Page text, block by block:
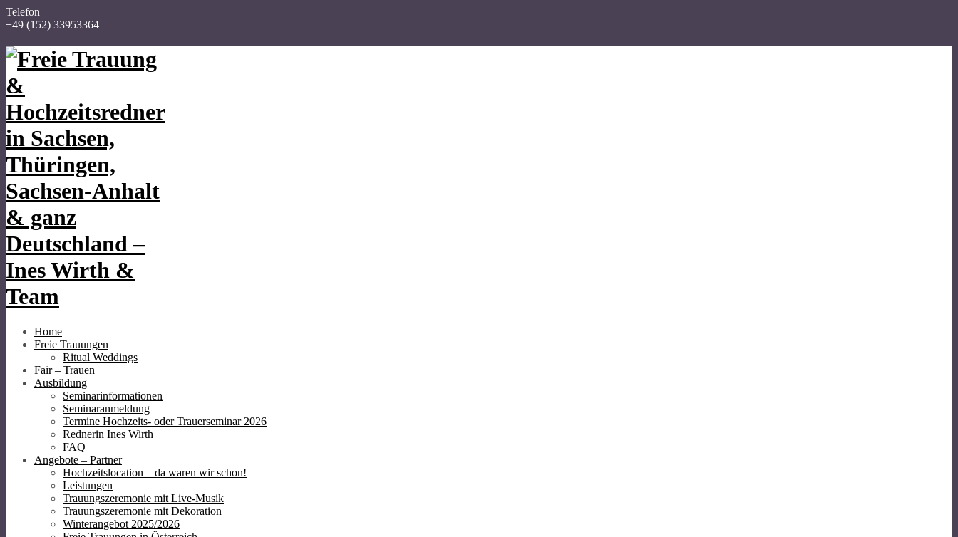
Telefon
+49 (152) 33953364
Home
Freie Trauungen
Ritual Weddings
Fair – Trauen
Ausbildung
Seminarinformationen
Seminaranmeldung
Termine Hochzeits- oder Trauerseminar 2026
Rednerin Ines Wirth
FAQ
Angebote – Partner
Hochzeitslocation – da waren wir schon!
Leistungen
Trauungszeremonie mit Live-Musik
Trauungszeremonie mit Dekoration
Winterangebot 2025/2026